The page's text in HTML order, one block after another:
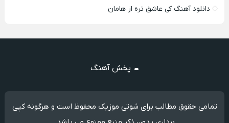
دانلود آهنگ کی عاشق تره از هامان
پخش آهنگ
تمامی حقوق مطالب برای شوتی موزیک محفوظ است و هرگونه کپی